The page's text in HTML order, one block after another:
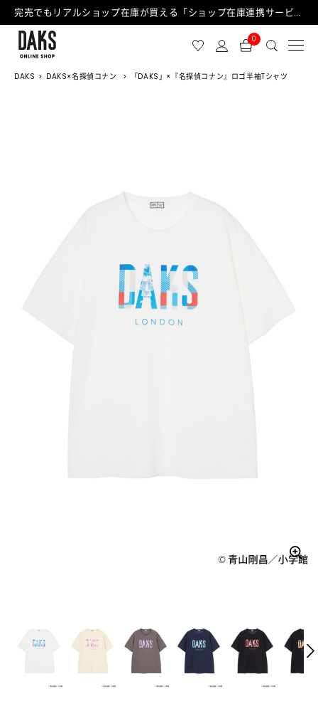
完売でもリアルショップ在庫が買える「ショップ在庫連携サービス」が日中もご利用可能になりました！
0
DAKS DAKS×名探偵コナン 「DAKS」×『名探偵コナン』ロゴ半袖Tシャツ